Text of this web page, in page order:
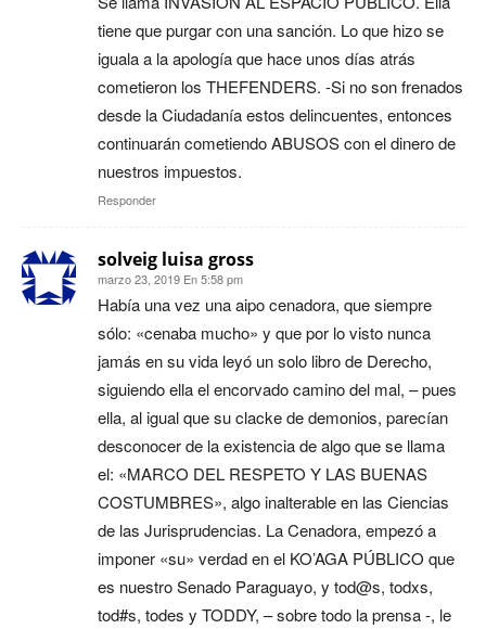
tiene que purgar con una sanción. Lo que hizo se
iguala a la apología que hace unos días atrás
cometieron los THEFENDERS. -Si no son frenados
desde la Ciudadanía estos delincuentes, entonces
continuarán cometiendo ABUSOS con el dinero de
nuestros impuestos.
Responder
solveig luisa gross
marzo 23, 2019 En 5:58 pm
Había una vez una aipo cenadora, que siempre
sólo: «cenaba mucho» y que por lo visto nunca
jamás en su vida leyó un solo libro de Derecho,
siguiendo ella el encorvado camino del mal, – pues
ella, al igual que su clacke de demonios, parecían
desconocer de la existencia de algo que se llama
el: «MARCO DEL RESPETO Y LAS BUENAS
COSTUMBRES», algo inalterable en las Ciencias
de las Jurisprudencias. La Cenadora, empezó a
imponer «su» verdad en el KO’AGA PÚBLICO que
es nuestro Senado Paraguayo, y tod@s, todxs,
tod#s, todes y TODDY, – sobre todo la prensa -, le